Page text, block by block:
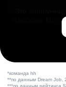
свободы. Мы
по поиску
*команда hh
**по данным Dream Job,
***по данным рейтинга